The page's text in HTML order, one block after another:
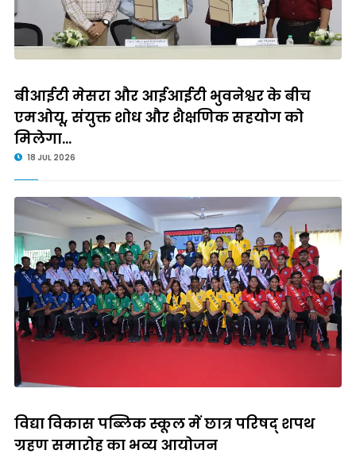
बीआईटी मेसरा और आईआईटी भुवनेश्वर के बीच
एमओयू, संयुक्त शोध और शैक्षणिक सहयोग को
मिलेगा...
18 JUL 2026
विद्या विकास पब्लिक स्कूल में छात्र परिषद् शपथ
ग्रहण समारोह का भव्य आयोजन